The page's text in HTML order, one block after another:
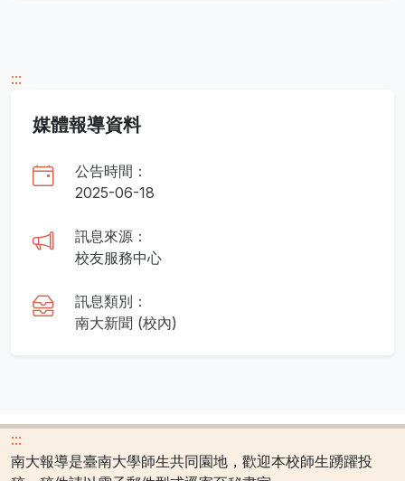
:::
媒體報導資料
公告時間：
2025-06-18
訊息來源：
校友服務中心
訊息類別：
南大新聞 (校內)
:::
南大報導是臺南大學師生共同園地，歡迎本校師生踴躍投